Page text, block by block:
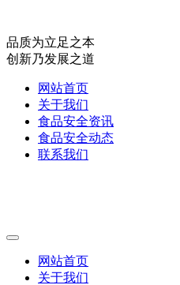
品质为立足之本
创新乃发展之道
网站首页
关于我们
食品安全资讯
食品安全动态
联系我们
网站首页
关于我们